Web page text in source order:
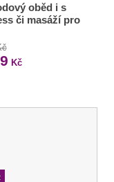
oběd i s
či masáží pro
Kč